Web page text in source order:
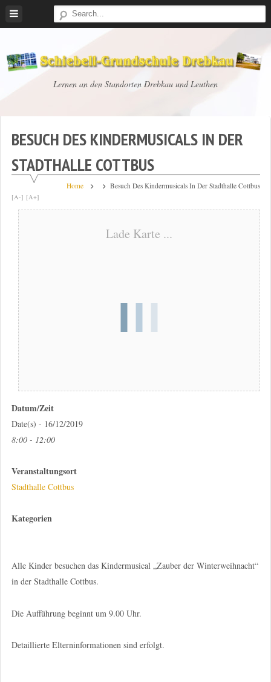
Skip
Schiebell-
Drebkau
Lernen an den Standorten Drebkau und Leuthen
BESUCH DES KINDERMUSICALS IN DER
STADTHALLE COTTBUS
Home Besuch Des Kindermusicals In Der Stadthalle Cottbus
[A-] [A+]
Lade Karte ...
Datum/Zeit
Date(s) - 16/12/2019
8:00 - 12:00
Veranstaltungsort
Stadthalle Cottbus
Kategorien
Alle Kinder besuchen das Kindermusical „Zauber der Winterweihnacht“
in der Stadthalle Cottbus.
Die Aufführung beginnt um 9.00 Uhr.
Detaillierte Elterninformationen sind erfolgt.